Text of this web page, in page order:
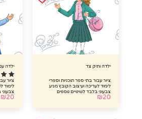
ילדה ותיק צד
ציור עבור בתי ספר תוכניות וספרי
לימוד לעריכה ועיצוב הקובץ מגיע
צבעוני בלבד לשינויים נוספים
והתאמת תלבושת בית הספר
₪20
ילדה
ציור
לימוד
צבעוני
₪20